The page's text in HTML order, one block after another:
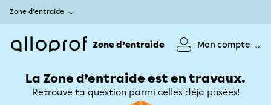
Zone d’entraide
Zone d’entraide Mon compte
La Zone d’entraide est en travaux.
Retrouve ta question parmi celles déjà posées!